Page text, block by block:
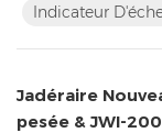
Indicateur
Jadéraire
pesée & JWI-